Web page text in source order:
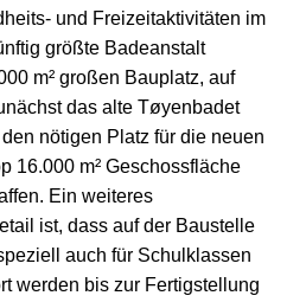
und Freizeitaktivitäten im
größte Badeanstalt
m² großen Bauplatz, auf
das alte Tøyenbadet
nötigen Platz für die neuen
16.000 m² Geschossfläche
Ein weiteres
ist, dass auf der Baustelle
auch für Schulklassen
werden bis zur Fertigstellung